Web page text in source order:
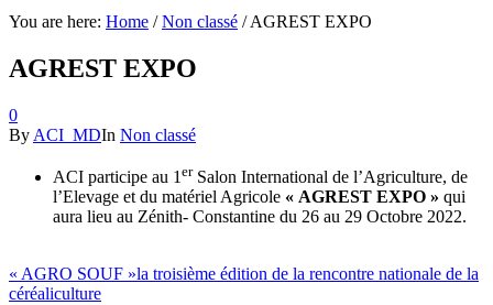
You are here: Home /Non classé /AGREST EXPO
AGREST EXPO
0
By ACI_MDIn Non classé
ACI participe au 1 erSalon International de l’Agriculture, de
l’Elevage et du matériel Agricole « AGREST EXPO » qui
aura lieu au Zénith- Constantine du 26 au 29 Octobre 2022.
« AGRO SOUF »la troisième édition de la rencontre nationale de la
céréaliculture